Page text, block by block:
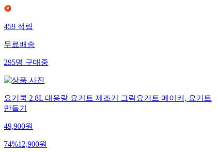
459적립
무료배송
295명구매중
요거쿡 2.8L 대용량 요거트 제조기 그릭요거트 메이커, 요거트
만들기
49,900원
74%12,900원